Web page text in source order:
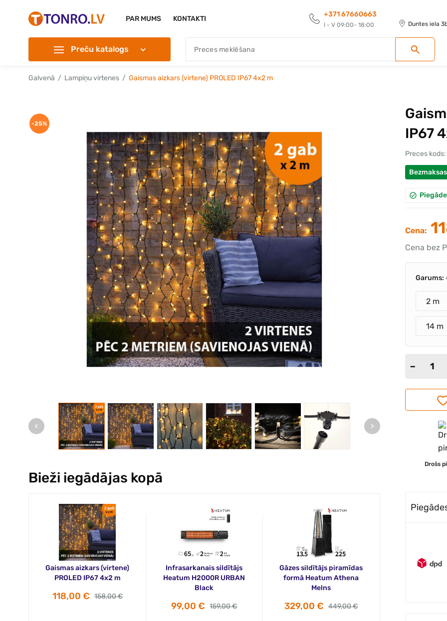
PAR MUMS KONTAKTI
+371 67660663
I - V 09:00- 18:00 Duntes iela
Preču katalogs
Galvenā Lampiņu virtenes Gaismas aizkars (virtene) PROLED IP67 4x2 m
-25%
Bieži iegādājas kopā
Gaismas aizkars (virtene)
PROLED IP67 4x2 m
118,00 € 158,00 €
Infrasarkanais sildītājs
Heatum H2000R URBAN
Black
99,00 € 159,00 €
Gāzes sildītājs piramīdas
formā Heatum Athena
Melns
329,00 € 449,00 €
IP67
Preces kods:
Cena:
Cena bez
Garums:
2 m
14 m
Drošs